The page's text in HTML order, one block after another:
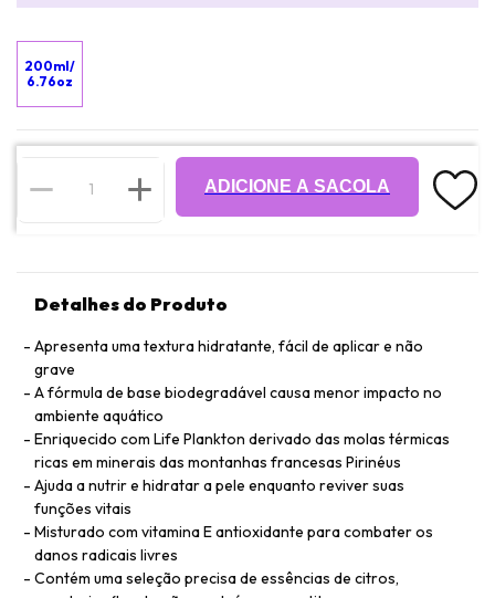
200ml/
6.76oz
ADICIONE A SACOLA
Detalhes do Produto
Apresenta uma textura hidratante, fácil de aplicar e não
grave
A fórmula de base biodegradável causa menor impacto no
ambiente aquático
Enriquecido com Life Plankton derivado das molas térmicas
ricas em minerais das montanhas francesas Pirinéus
Ajuda a nutrir e hidratar a pele enquanto reviver suas
funções vitais
Misturado com vitamina E antioxidante para combater os
danos radicais livres
Contém uma seleção precisa de essências de citros,